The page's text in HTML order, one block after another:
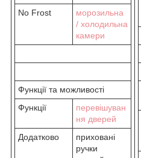
No Frost
морозильна
/ холодильна
камери
Функції та можливості
Функції
перевішуван
ня дверей
Додатково
приховані
ручки